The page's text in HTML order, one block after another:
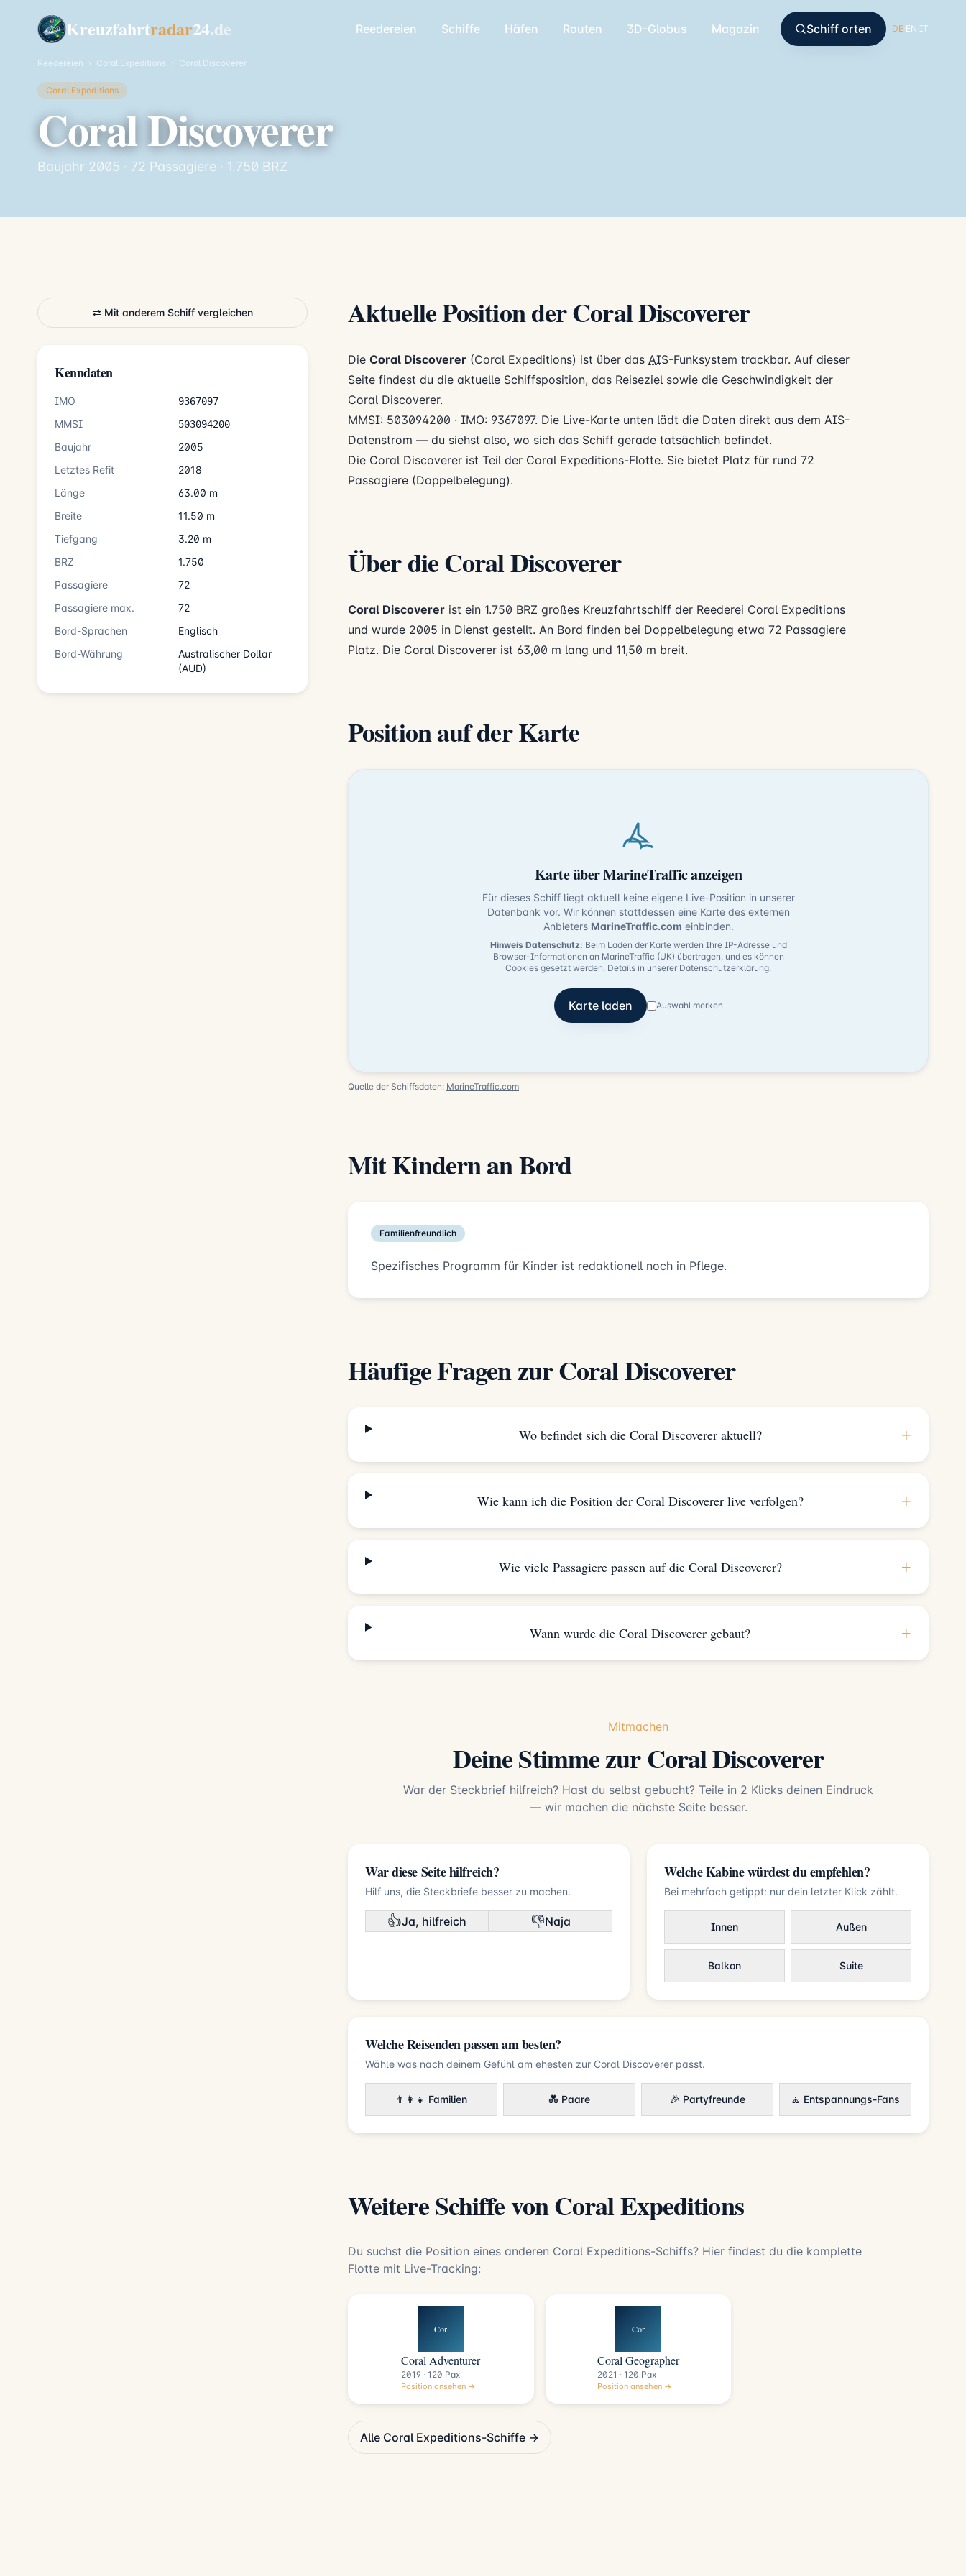
Kreuzfahrtradar24.de Reedereien Schiffe Häfen Routen 3D-Globus Magazin Schiff orten DE·EN·IT
Reedereien › Coral Expeditions › Coral Discoverer
Coral Expeditions
Coral Discoverer
Baujahr 2005 · 72 Passagiere · 1.750 BRZ
⇄ Mit anderem Schiff vergleichen
Kenndaten
IMO 9367097
MMSI 503094200
Baujahr
2005
Letztes Refit
2018
Länge
63.00 m
Breite
11.50 m
Tiefgang
3.20 m
BRZ
1.750
Passagiere
72
Passagiere max.
72
Bord-Sprachen
Englisch
Bord-Währung
Australischer Dollar
(AUD)
Aktuelle Position der Coral Discoverer
Die Coral Discoverer (Coral Expeditions) ist über das AIS-Funksystem trackbar. Auf dieser
Seite findest du die aktuelle Schiffsposition, das Reiseziel sowie die Geschwindigkeit der
Coral Discoverer.
MMSI: 503094200 · IMO: 9367097. Die Live-Karte unten lädt die Daten direkt aus dem AIS-
Datenstrom — du siehst also, wo sich das Schiff gerade tatsächlich befindet.
Die Coral Discoverer ist Teil der Coral Expeditions-Flotte. Sie bietet Platz für rund 72
Passagiere (Doppelbelegung).
Über die Coral Discoverer
Coral Discoverer ist ein 1.750 BRZ großes Kreuzfahrtschiff der Reederei Coral Expeditions
und wurde 2005 in Dienst gestellt. An Bord finden bei Doppelbelegung etwa 72 Passagiere
Platz. Die Coral Discoverer ist 63,00 m lang und 11,50 m breit.
Position auf der Karte
Karte über MarineTraffic anzeigen
Für dieses Schiff liegt aktuell keine eigene Live-Position in unserer
Datenbank vor. Wir können stattdessen eine Karte des externen
Anbieters MarineTraffic.com einbinden.
Hinweis Datenschutz: Beim Laden der Karte werden Ihre IP-Adresse und
Browser-Informationen an MarineTraffic (UK) übertragen, und es können
Cookies gesetzt werden. Details in unserer Datenschutzerklärung.
Karte laden Auswahl merken
Quelle der Schiffsdaten: MarineTraffic.com
Mit Kindern an Bord
Familienfreundlich
Spezifisches Programm für Kinder ist redaktionell noch in Pflege.
Häufige Fragen zur Coral Discoverer
Wo befindet sich die Coral Discoverer aktuell? +
Wie kann ich die Position der Coral Discoverer live verfolgen? +
Wie viele Passagiere passen auf die Coral Discoverer? +
Wann wurde die Coral Discoverer gebaut? +
Mitmachen
Deine Stimme zur Coral Discoverer
War der Steckbrief hilfreich? Hast du selbst gebucht? Teile in 2 Klicks deinen Eindruck
— wir machen die nächste Seite besser.
War diese Seite hilfreich?
Hilf uns, die Steckbriefe besser zu machen.
👍Ja, hilfreich 👎Naja
Welche Kabine würdest du empfehlen?
Bei mehrfach getippt: nur dein letzter Klick zählt.
Innen Außen
Balkon Suite
Welche Reisenden passen am besten?
Wähle was nach deinem Gefühl am ehesten zur Coral Discoverer passt.
👨‍👩‍👧 Familien 💑 Paare 🎉 Partyfreunde 🧘 Entspannungs-Fans
Weitere Schiffe von Coral Expeditions
Du suchst die Position eines anderen Coral Expeditions-Schiffs? Hier findest du die komplette
Flotte mit Live-Tracking:
Cor
Coral Adventurer
2019 · 120 Pax
Position ansehen →
Cor
Coral Geographer
2021 · 120 Pax
Position ansehen →
Alle Coral Expeditions-Schiffe →